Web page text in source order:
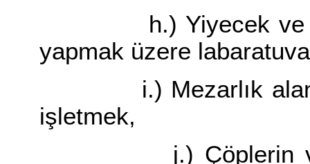
h.) Yiyecek ve
yapmak üzere
i.) Mezarlık
işletmek,
j.) Çöplerin ve